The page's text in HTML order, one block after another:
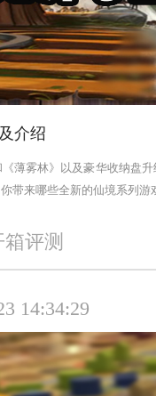
介绍
薄雾林》以及豪华收纳盘
来哪些全新的仙境系列游
箱评测
14:34:29